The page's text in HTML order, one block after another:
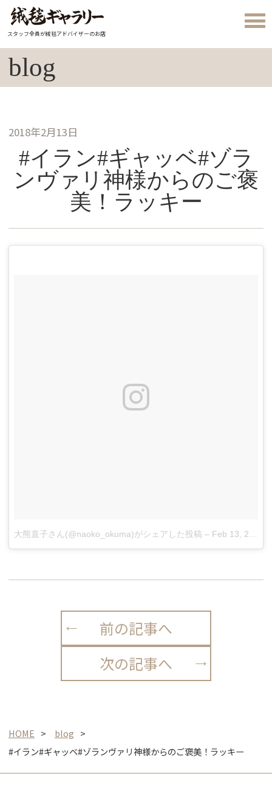
スタッフ全員が絨毯アドバイザーのお店
blog
2018年2月13日
#イラン#ギャッベ#ゾラ
ンヴァリ神様からのご褒
美！ラッキー
大熊直子さん(@naoko_okuma)がシェアした投稿 – Feb 13, 2018 at 6:47am PST
前の記事へ
次の記事へ
HOME
blog
#イラン#ギャッベ#ゾランヴァリ神様からのご褒美！ラッキー